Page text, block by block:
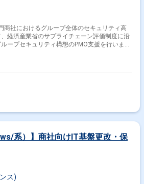
経済産業省のサプライチェーン評価制度に沿
ープセキュリティ構想のPMO支援を行いま
検出からリスク定量化までのプロセス整備を
系）】商社向けIT基盤更改・保
ス)